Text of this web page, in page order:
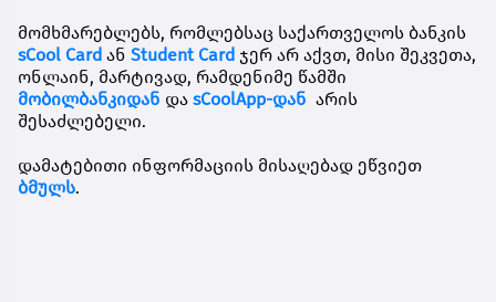
მომხმარებლებს, რომლებსაც საქართველოს ბანკის
sCool Card ან Student Card ჯერ არ აქვთ, მისი შეკვეთა,
ონლაინ, მარტივად, რამდენიმე წამში
მობილბანკიდან და sCoolApp-დან არის
შესაძლებელი.
დამატებითი ინფორმაციის მისაღებად ეწვიეთ
ბმულს.